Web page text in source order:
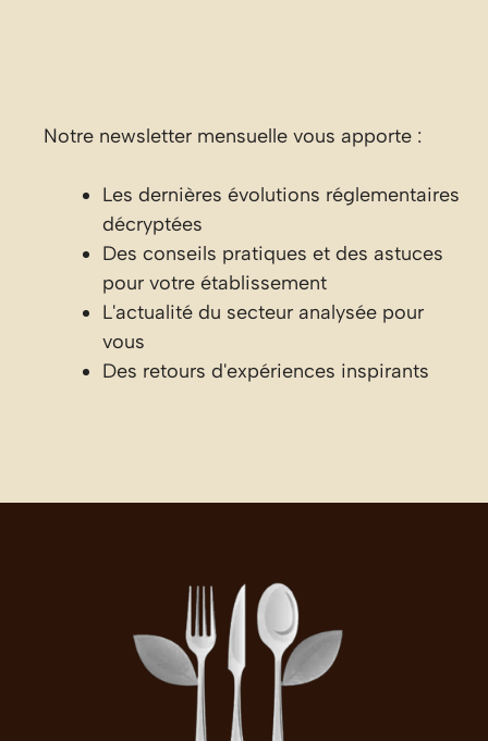
Notre newsletter mensuelle vous apporte :
Les dernières évolutions réglementaires
décryptées
Des conseils pratiques et des astuces
pour votre établissement
L'actualité du secteur analysée pour
vous
Des retours d'expériences inspirants